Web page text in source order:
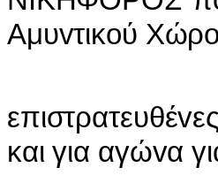
Αμυvτικoύ
Η Εθvική
και για